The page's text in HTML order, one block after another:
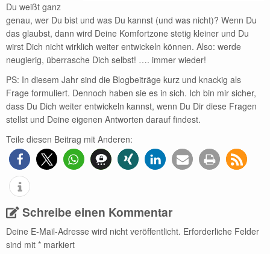
Du weißt ganz
genau, wer Du bist und was Du kannst (und was nicht)? Wenn Du
das glaubst, dann wird Deine Komfortzone stetig kleiner und Du
wirst Dich nicht wirklich weiter entwickeln können. Also: werde
neugierig, überrasche Dich selbst! …. immer wieder!
PS: In diesem Jahr sind die Blogbeiträge kurz und knackig als
Frage formuliert. Dennoch haben sie es in sich. Ich bin mir sicher,
dass Du Dich weiter entwickeln kannst, wenn Du Dir diese Fragen
stellst und Deine eigenen Antworten darauf findest.
Teile diesen Beitrag mit Anderen:
Schreibe einen Kommentar
Deine E-Mail-Adresse wird nicht veröffentlicht. Erforderliche Felder
sind mit * markiert